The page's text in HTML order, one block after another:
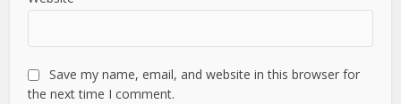
Save my name, email, and website in this browser for
the next time I comment.